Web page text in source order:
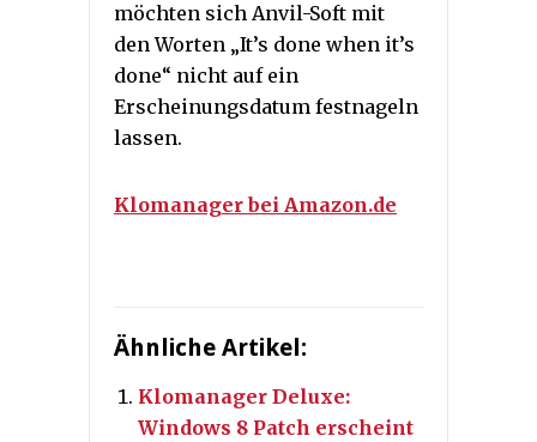
möchten sich Anvil-Soft mit
den Worten „It’s done when it’s
done“ nicht auf ein
Erscheinungsdatum festnageln
lassen.
Klomanager bei Amazon.de
Ähnliche Artikel:
Klomanager Deluxe:
Windows 8 Patch erscheint